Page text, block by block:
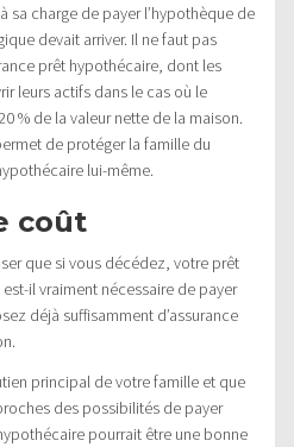
sa charge de payer l’hypothèque de
devait arriver. Il ne faut pas
prêt hypothécaire, dont les
leurs actifs dans le cas où le
% de la valeur nette de la maison.
de protéger la famille du
lui-même.
coût
que si vous décédez, votre prêt
il vraiment nécessaire de payer
déjà suffisamment d’assurance
principal de votre famille et que
des possibilités de payer
pourrait être une bonne